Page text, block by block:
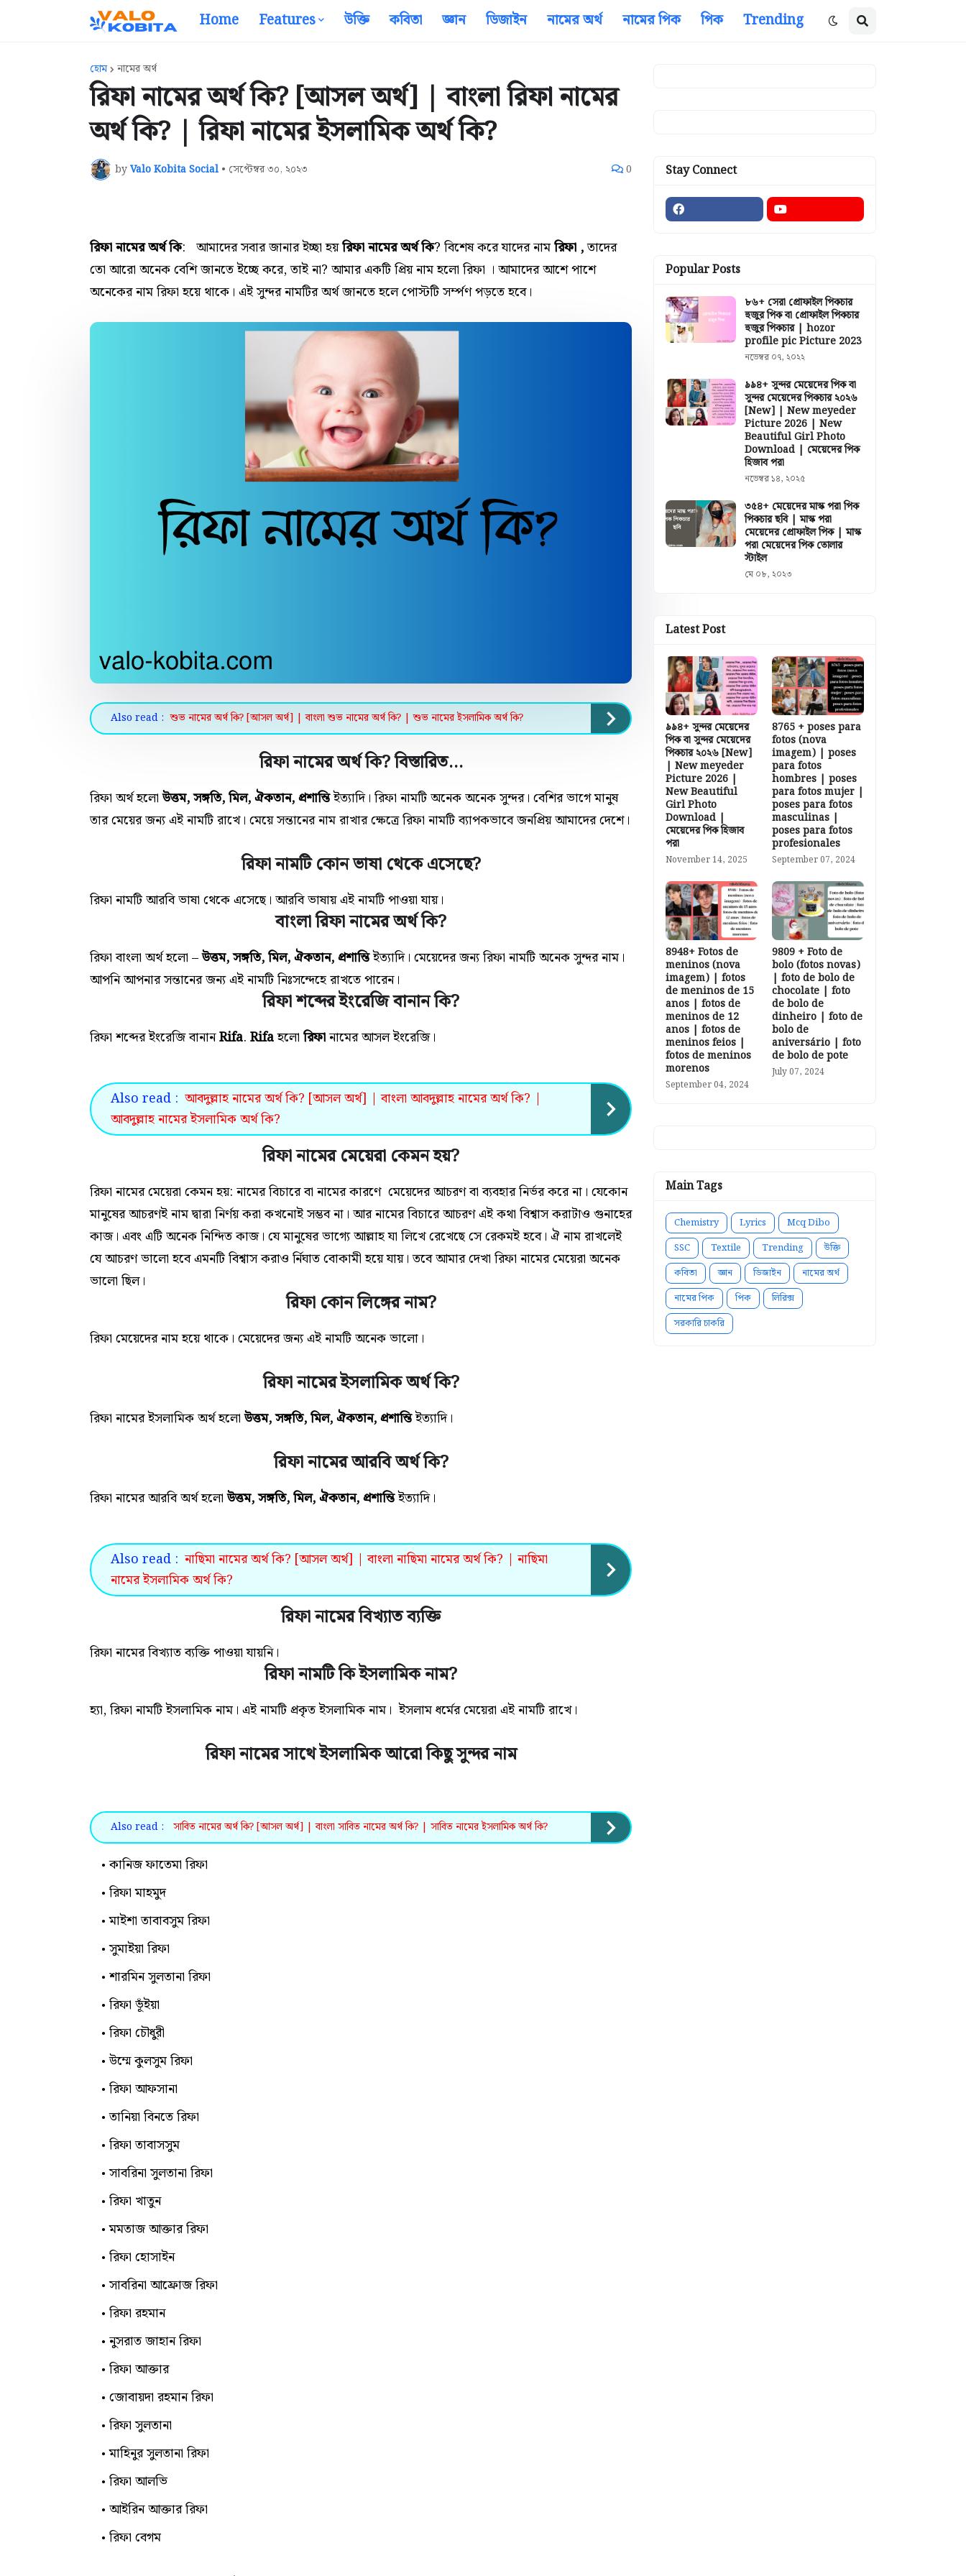
Home Features উক্তি কবিতা জ্ঞান ডিজাইন নামের অর্থ নামের পিক পিক Trending
হোম নামের অর্থ
রিফা নামের অর্থ কি? [আসল অর্থ] | বাংলা রিফা নামের
অর্থ কি? | রিফা নামের ইসলামিক অর্থ কি?
byValo Kobita Social • সেপ্টেম্বর ৩০, ২০২৩ 0
রিফা নামের অর্থ কি: আমাদের সবার জানার ইচ্ছা হয়রিফা নামের অর্থ কি? বিশেষ করে যাদের নামরিফা ,তাদের
তো আরো অনেক বেশি জানতে ইচ্ছে করে, তাই না? আমার একটি প্রিয় নাম হলো রিফা । আমাদের আশে পাশে
অনেকের নাম রিফা হয়ে থাকে। এই সুন্দর নামটির অর্থ জানতে হলে পোস্টটি সর্ম্পণ পড়তে হবে।
Also read : শুভ নামের অর্থ কি? [আসল অর্থ] | বাংলা শুভ নামের অর্থ কি? | শুভ নামের ইসলামিক অর্থ কি?
রিফা নামের অর্থ কি? বিস্তারিত…
রিফা অর্থ হলোউত্তম, সঙ্গতি, মিল, ঐকতান, প্রশান্তিইত্যাদি। রিফা নামটি অনেকঅনেকসুন্দর। বেশির ভাগে মানুষ
তার মেয়ের জন্য এই নামটি রাখে। মেয়ে সন্তানের নাম রাখার ক্ষেত্রে রিফা নামটি ব্যাপকভাবে জনপ্রিয় আমাদের দেশে।
রিফা নামটি কোন ভাষা থেকে এসেছে?
রিফা নামটি আরবি ভাষা থেকে এসেছে। আরবি ভাষায় এই নামটি পাওয়া যায়।
বাংলা রিফা নামের অর্থ কি?
রিফা বাংলা অর্থ হলো –উত্তম, সঙ্গতি, মিল, ঐকতান, প্রশান্তিইত্যাদি। মেয়েদের জন্য রিফা নামটি অনেক সুন্দর নাম।
আপনি আপনার সন্তানের জন্য এইনামটিনিঃসন্দেহে রাখতে পারেন।
রিফা শব্দের ইংরেজি বানান কি?
রিফা শব্দের ইংরেজি বানানRifa. Rifaহলোরিফানামের আসল ইংরেজি।
Also read : আবদুল্লাহ নামের অর্থ কি? [আসল অর্থ] | বাংলা আবদুল্লাহ নামের অর্থ কি? |
আবদুল্লাহ নামের ইসলামিক অর্থ কি?
রিফা নামের মেয়েরা কেমন হয়?
রিফা নামের মেয়েরা কেমন হয়: নামের বিচারে বা নামের কারণে মেয়েদের আচরণ বা ব্যবহার নির্ভর করে না। যেকোন
মানুষের আচরণই নাম দ্বারা নির্ণয় করা কখনোই সম্ভব না। আর নামের বিচারে আচরণ এই কথা বিশ্বাস করাটাও গুনাহের
কাজ। এবং এটি অনেক নিন্দিত কাজ। যে মানুষের ভাগ্যে আল্লাহ যা লিখে রেখেছে সে রেকমই হবে। ঐ নাম রাখলেই
যে আচরণ ভালো হবে এমনটি বিশ্বাস করাও র্নিঘাত বোকামী হয়ে যায়। তবে আমার দেখা রিফা নামের মেয়েরা অনেক
ভালো ছিল।
রিফা কোন লিঙ্গের নাম?
রিফা মেয়েদের নাম হয়ে থাকে। মেয়েদের জন্য এই নামটি অনেক ভালো ।
রিফা নামের ইসলামিক অর্থ কি?
রিফা নামের ইসলামিক অর্থহলো উত্তম, সঙ্গতি, মিল, ঐকতান, প্রশান্তিইত্যাদি।
রিফা নামের আরবি অর্থ কি?
রিফা নামের আরবি অর্থ হলোউত্তম, সঙ্গতি, মিল, ঐকতান, প্রশান্তিইত্যাদি।
Also read : নাছিমা নামের অর্থ কি? [আসল অর্থ] | বাংলা নাছিমা নামের অর্থ কি? | নাছিমা
নামের ইসলামিক অর্থ কি?
রিফা নামের বিখ্যাত ব্যক্তি
রিফা নামের বিখ্যাত ব্যক্তি পাওয়া যায়নি।
রিফা নামটি কি ইসলামিক নাম?
হ্যা, রিফা নামটি ইসলামিক নাম। এই নামটি প্রকৃত ইসলামিক নাম। ইসলাম ধর্মের মেয়েরা এই নামটি রাখে।
রিফা নামের সাথে ইসলামিক আরো কিছু সুন্দর নাম
Also read : সাবিত নামের অর্থ কি? [আসল অর্থ] | বাংলা সাবিত নামের অর্থ কি? | সাবিত নামের ইসলামিক অর্থ কি?
কানিজ ফাতেমা রিফা
রিফা মাহমুদ
মাইশা তাবাবসুম রিফা
সুমাইয়া রিফা
শারমিন সুলতানা রিফা
রিফা ভূঁইয়া
রিফা চৌধুরী
উম্মে কুলসুম রিফা
রিফা আফসানা
তানিয়া বিনতে রিফা
রিফা তাবাসসুম
সাবরিনা সুলতানা রিফা
রিফা খাতুন
মমতাজ আক্তার রিফা
রিফা হোসাইন
সাবরিনা আফ্রোজ রিফা
রিফা রহমান
নুসরাত জাহান রিফা
রিফা আক্তার
জোবায়দা রহমান রিফা
রিফা সুলতানা
মাহিনুর সুলতানা রিফা
রিফা আলভি
আইরিন আক্তার রিফা
রিফা বেগম
Stay Connect
Popular Posts
৮৬+ সেরা প্রোফাইল পিকচার
হুজুর পিক বা প্রোফাইল পিকচার
হুজুর পিকচার | hozor
profile pic Picture 2023
নভেম্বর ০৭, ২০২২
৯৯৪+ সুন্দর মেয়েদের পিক বা
সুন্দর মেয়েদের পিকচার ২০২৬
[New] | New meyeder
Picture 2026 | New
Beautiful Girl Photo
Download | মেয়েদের পিক
হিজাব পরা
নভেম্বর ১৪, ২০২৫
৩৫৪+ মেয়েদের মাস্ক পরা পিক
পিকচার ছবি | মাস্ক পরা
মেয়েদের প্রোফাইল পিক | মাস্ক
পরা মেয়েদের পিক তোলার
স্টাইল
মে ০৮, ২০২৩
Latest Post
৯৯৪+ সুন্দর মেয়েদের
পিক বা সুন্দর মেয়েদের
পিকচার ২০২৬ [New]
| New meyeder
Picture 2026 |
New Beautiful
Girl Photo
Download |
মেয়েদের পিক হিজাব
পরা
November 14, 2025
8765 + poses para
fotos (nova
imagem) | poses
para fotos
hombres | poses
para fotos mujer |
poses para fotos
masculinas |
poses para fotos
profesionales
September 07, 2024
8948+ Fotos de
meninos (nova
imagem) | fotos
de meninos de 15
anos | fotos de
meninos de 12
anos | fotos de
meninos feios |
fotos de meninos
morenos
September 04, 2024
9809 + Foto de
bolo (fotos novas)
| foto de bolo de
chocolate | foto
de bolo de
dinheiro | foto de
bolo de
aniversário | foto
de bolo de pote
July 07, 2024
Main Tags
Chemistry Lyrics
Mcq Dibo
SSC
Textile Trending
উক্তি
কবিতা
জ্ঞান ডিজাইন
নামের অর্থ
নামের পিক
পিক
লিরিক্স
সরকারি চাকরি